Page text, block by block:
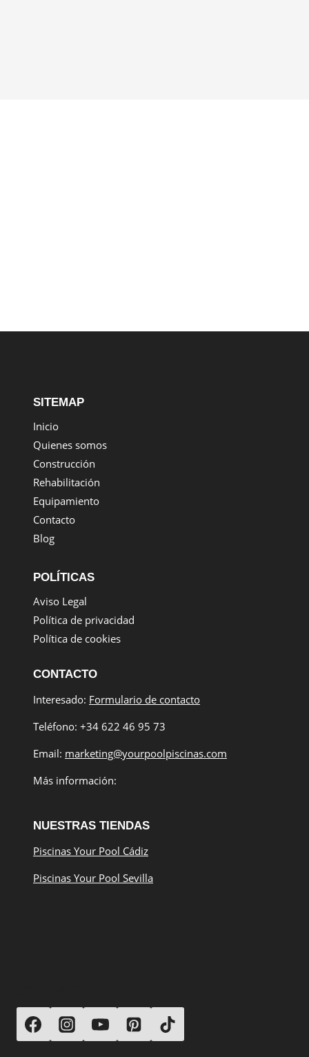
SITEMAP
Inicio
Quienes somos
Construcción
Rehabilitación
Equipamiento
Contacto
Blog
POLÍTICAS
Aviso Legal
Política de privacidad
Política de cookies
CONTACTO
Interesado: Formulario de contacto
Teléfono: +34 622 46 95 73
Email: marketing@yourpoolpiscinas.com
Más información:
NUESTRAS TIENDAS
Piscinas Your Pool Cádiz
Piscinas Your Pool Sevilla